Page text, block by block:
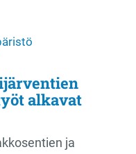
alkavat
ja